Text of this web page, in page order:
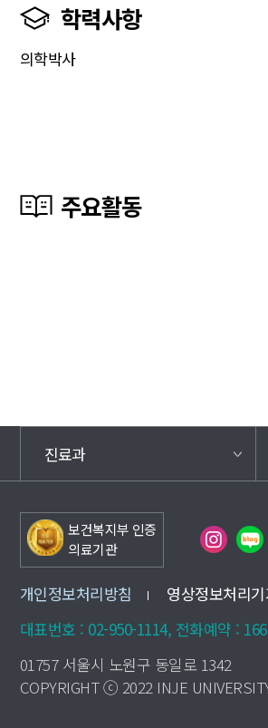
학력사항
의학박사
주요활동
진료과
보건복지부 인증
의료기관
개인정보처리방침 영상정보처리
대표번호 : 02-950-1114, 전화예약 :
01757 서울시 노원구 동일로 1342
COPYRIGHT ⓒ 2022 INJE